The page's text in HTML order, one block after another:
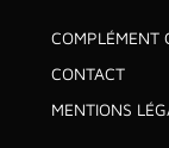
COMPLÉMENT
CONTACT
MENTIONS